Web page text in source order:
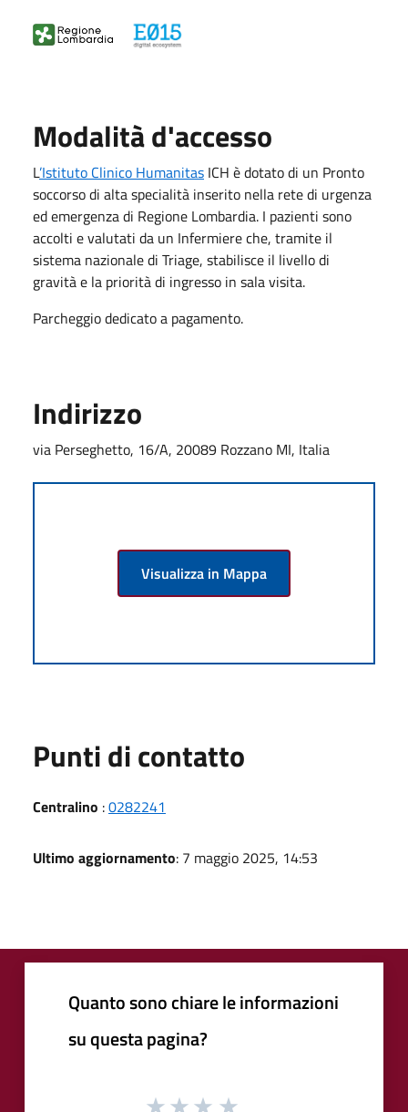
Modalità d'accesso
L’Istituto Clinico Humanitas ICH è dotato di un Pronto
soccorso di alta specialità inserito nella rete di urgenza
ed emergenza di Regione Lombardia. I pazienti sono
accolti e valutati da un Infermiere che, tramite il
sistema nazionale di Triage, stabilisce il livello di
gravità e la priorità di ingresso in sala visita.
Parcheggio dedicato a pagamento.
Indirizzo
via Perseghetto, 16/A, 20089 Rozzano MI, Italia
Visualizza in Mappa
Punti di contatto
Centralino :0282241
Ultimo aggiornamento: 7 maggio 2025, 14:53
Quanto sono chiare le informazioni
su questa pagina?